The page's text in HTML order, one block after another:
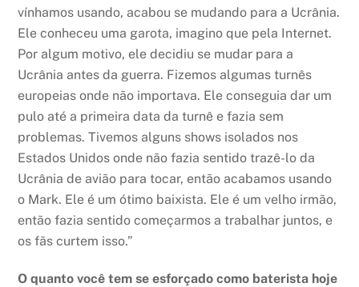
vínhamos usando, acabou se mudando para a Ucrânia.
Ele conheceu uma garota, imagino que pela Internet.
Por algum motivo, ele decidiu se mudar para a
Ucrânia antes da guerra. Fizemos algumas turnês
europeias onde não importava. Ele conseguia dar um
pulo até a primeira data da turnê e fazia sem
problemas. Tivemos alguns shows isolados nos
Estados Unidos onde não fazia sentido trazê-lo da
Ucrânia de avião para tocar, então acabamos usando
o Mark. Ele é um ótimo baixista. Ele é um velho irmão,
então fazia sentido começarmos a trabalhar juntos, e
os fãs curtem isso.”
O quanto você tem se esforçado como baterista hoje